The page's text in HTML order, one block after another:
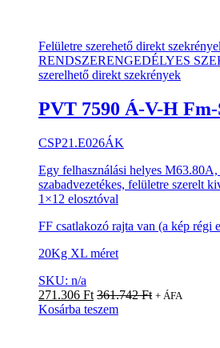
Felületre szerehető direkt
RENDSZERENGEDÉLYES
szerelhető direkt szekrények
PVT 7590 Á-V-H
CSP21.E026ÁK
Egy felhasználási helyes
szabadvezetékes, felületre szerelt
1×12 elosztóval
FF csatlakozó rajta van (a kép régi
20Kg XL méret
SKU: n/a
271.306 Ft 361.742Ft + ÁFA
Kosárba teszem